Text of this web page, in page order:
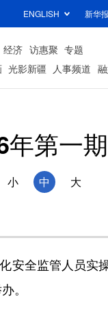
ENGLISH 新华
经济 访惠聚 专题
光影新疆 人事频道
第一
小 中 大
全监管人员实
。